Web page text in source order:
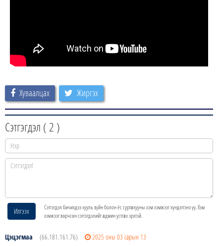
Хуваалцах Жиргэх
Сэтгэгдэл (2 )
Илгээх
Сэтгэгдэл бичихдээ хууль зүйн болон ёс суртахууны хэм хэмжээг хүндэтгэнэ үү. Хэм
хэмжээг зөрчсөн сэтгэгдэлийг админ устгах эрхтэй.
Цэцэгмаа (66.181.161.76)
2025 оны 03 сарын 13